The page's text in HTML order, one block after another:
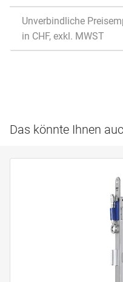
Unverbindliche
in CHF, exkl. MWST
Das könnte Ihnen